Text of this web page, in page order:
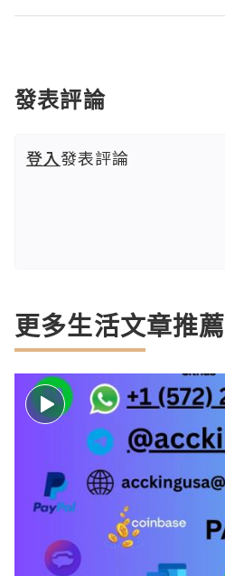
發表評論
登入發表評論
更多生活文章推薦